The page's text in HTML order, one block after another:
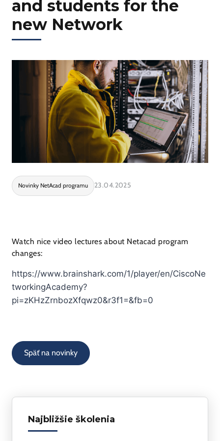
and students for the
new Network
Novinky NetAcad programu 23.04.2025
Watch nice video lectures about Netacad program
changes:
https://www.brainshark.com/1/player/en/CiscoNe
tworkingAcademy?
pi=zKHzZrnbozXfqwz0&r3f1=&fb=0
Späť na novinky
Najbližšie školenia